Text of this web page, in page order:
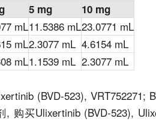
5 mg 10 mg
mL11.5386 mL23.0771 mL
mL2.3077 mL 4.6154 mL
mL1.1539 mL 2.3077 mL
(BVD-523), VRT752271;
购买Ulixertinib (BVD-523),